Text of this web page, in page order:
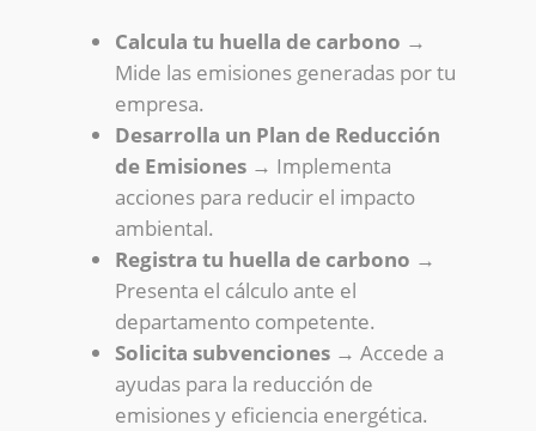
Calcula tu huella de carbono →
Mide las emisiones generadas por tu
empresa.
Desarrolla un Plan de Reducción
de Emisiones→ Implementa
acciones para reducir el impacto
ambiental.
Registra tu huella de carbono →
Presenta el cálculo ante el
departamento competente.
Solicita subvenciones→ Accede a
ayudas para la reducción de
emisiones y eficiencia energética.